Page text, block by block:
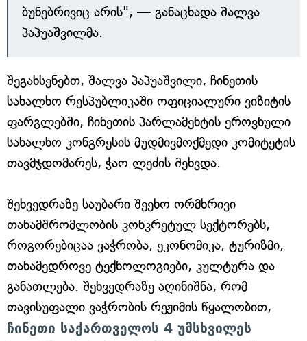
ბუნებრივიც არის", — განაცხადა შალვა
პაპუაშვილმა.
შეგახსენებთ, შალვა პაპუაშვილი, ჩინეთის
სახალხო რესპუბლიკაში ოფიციალური ვიზიტის
ფარგლებში, ჩინეთის პარლამენტის ეროვნული
სახალხო კონგრესის მუდმივმოქმედი კომიტეტის
თავმჯდომარეს, ჭაო ლეძის შეხვდა.
შეხვედრაზე საუბარი შეეხო ორმხრივი
თანამშრომლობის კონკრეტულ სექტორებს,
როგორებიცაა ვაჭრობა, ეკონომიკა, ტურიზმი,
თანამედროვე ტექნოლოგიები, კულტურა და
განათლება. შეხვედრაზე აღინიშნა, რომ
თავისუფალი ვაჭრობის რეჟიმის წყალობით,
ჩინეთი საქართველოს 4 უმსხვილეს